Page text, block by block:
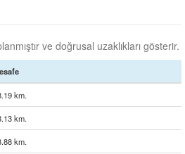
ve doğrusal uzaklıkları gösterir.
km.
km.
km.